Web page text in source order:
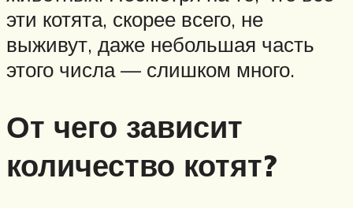
эти котята, скорее всего, не
выживут, даже небольшая часть
этого числа — слишком много.
От чего зависит
количество котят?